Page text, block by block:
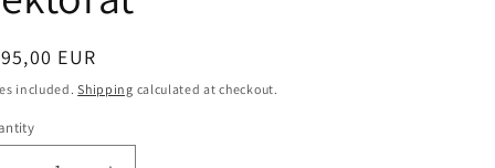
EUR
included.Shipping calculated at checkout.